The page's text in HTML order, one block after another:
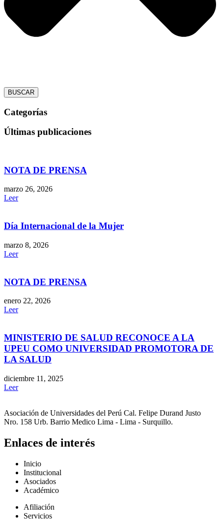
BUSCAR
Categorías
Últimas publicaciones
NOTA DE PRENSA
marzo 26, 2026
Leer
Día Internacional de la Mujer
marzo 8, 2026
Leer
NOTA DE PRENSA
enero 22, 2026
Leer
MINISTERIO DE SALUD RECONOCE A LA
UPEU COMO UNIVERSIDAD PROMOTORA DE
LA SALUD
diciembre 11, 2025
Leer
Asociación de Universidades del Perú Cal. Felipe Durand Justo
Nro. 158 Urb. Barrio Medico Lima - Lima - Surquillo.
Enlaces de interés
Inicio
Institucional
Asociados
Académico
Afiliación
Servicios